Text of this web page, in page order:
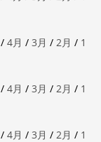
/ 4月 / 3月 / 2月 / 1
/ 4月 / 3月 / 2月 / 1
/ 4月 / 3月 / 2月 / 1